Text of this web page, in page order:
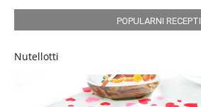
POPULARNI RECEPTI
Nutellotti